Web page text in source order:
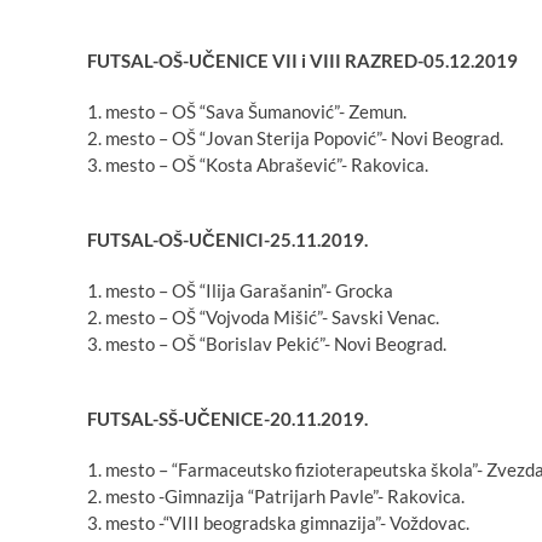
FUTSAL-OŠ-UČENICE VII i VIII RAZRED-05.12.2019
1. mesto – OŠ “Sava Šumanović”- Zemun.
2. mesto – OŠ “Jovan Sterija Popović”- Novi Beograd.
3. mesto – OŠ “Kosta Abrašević”- Rakovica.
FUTSAL-OŠ-UČENICI-25.11.2019.
1. mesto – OŠ “Ilija Garašanin”- Grocka
2. mesto – OŠ “Vojvoda Mišić”- Savski Venac.
3. mesto – OŠ “Borislav Pekić”- Novi Beograd.
FUTSAL-SŠ-UČENICE-20.11.2019.
1. mesto – “Farmaceutsko fizioterapeutska škola”-
2. mesto -Gimnazija “Patrijarh Pavle”- Rakovica.
3. mesto -“VIII beogradska gimnazija”- Voždovac.